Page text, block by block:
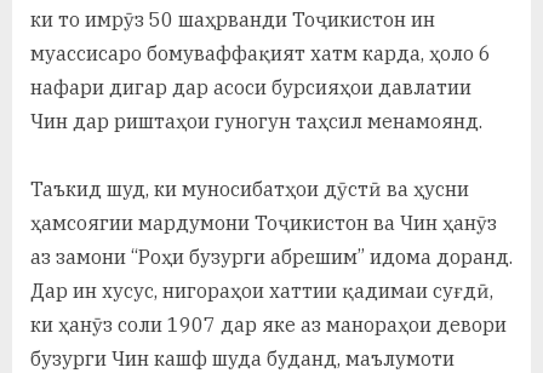
ки то имрӯз 50 шаҳрванди Тоҷикистон ин
муассисаро бомуваффақият хатм карда, ҳоло 6
нафари дигар дар асоси бурсияҳои давлатии
Чин дар риштаҳои гуногун таҳсил менамоянд.
Таъкид шуд, ки муносибатҳои дӯстӣ ва ҳусни
ҳамсоягии мардумони Тоҷикистон ва Чин ҳанӯз
аз замони “Роҳи бузурги абрешим” идома доранд.
Дар ин хусус, нигораҳои хаттии қадимаи суғдӣ,
ки ҳанӯз соли 1907 дар яке аз манораҳои девори
бузурги Чин кашф шуда буданд, маълумоти